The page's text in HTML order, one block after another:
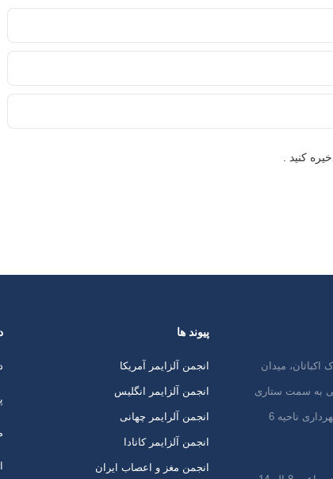
کنید .
میدان
به سمت ستاری
ناحیه 6
پیوند ها
انجمن آلزایمر آمریکا
انجمن آلزایمر انگلیس
انجمن آلرایمر چهانی
انجمن آلزایمر کانادا
انجمن مغز و اعصاب ایران